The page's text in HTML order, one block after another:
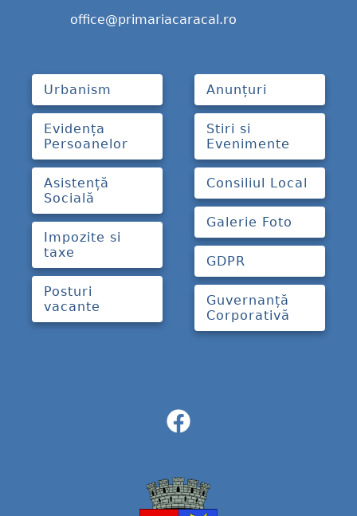
office@primariacaracal.ro
Urbanism
Evidența
Persoanelor
Asistență
Socială
Impozite si
taxe
Posturi
vacante
Anunțuri
Stiri si
Evenimente
Consiliul Local
Galerie Foto
GDPR
Guvernanță
Corporativă